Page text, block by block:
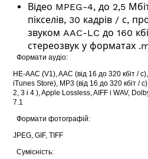
Відео MPEG-4, до 2,5
пікселів, 30 кадрів / с,
звуком AAC-LC до 160
стереозвук у форматах
Формати аудіо:
HE-AAC (V1), AAC (від 16 до 320 кбіт /
iTunes Store), MP3 (від 16 до 320 кбіт /
2, 3 і 4 ), Apple Lossless, AIFF і WAV,
7.1
Формати фотографій:
JPEG, GIF, TIFF
Сумісність: